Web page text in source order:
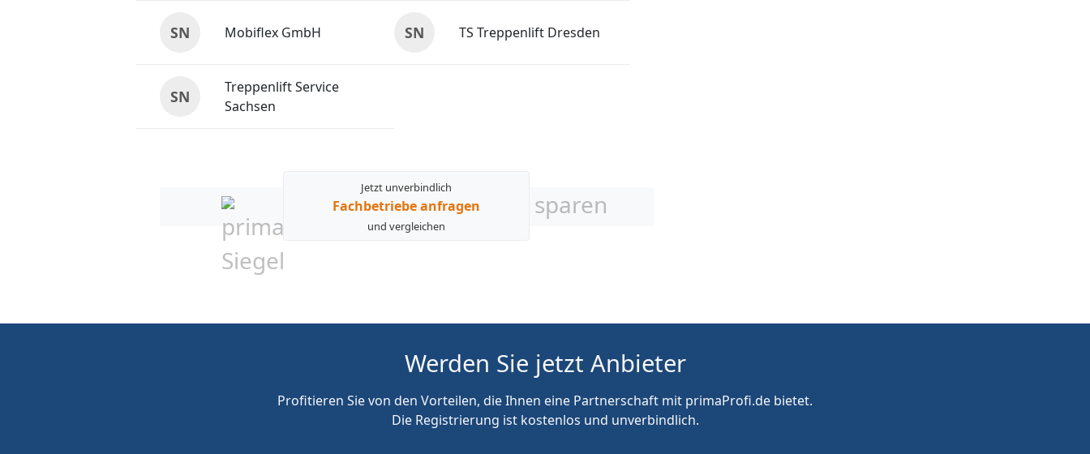
SN Mobiflex GmbH SN TS Treppenlift Dresden
SN
Treppenlift Service
Sachsen
Jetzt unverbindlich
Fachbetriebe anfragen
und vergleichen
sparen
Werden Sie jetzt Anbieter
Profitieren Sie von den Vorteilen, die Ihnen eine Partnerschaft mit primaProfi.de bietet.
Die Registrierung ist kostenlos und unverbindlich.